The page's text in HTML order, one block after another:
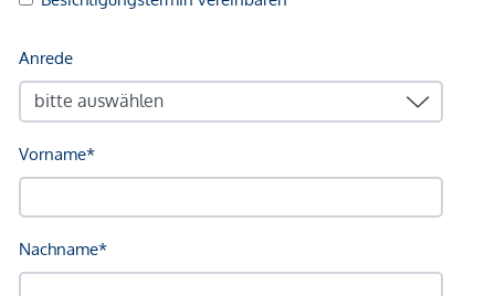
sowie Barauslagen und Beglaubigung.
Wir weisen darauf hin, dass zwischen dem Vermittler und
dem zu vermittelnden Dritten ein familiäres oder
wirtschaftliches Naheverhältnis besteht.
Der Vermittler ist als Doppelmakler tätig.
GmbH zustande. Das Objekt wird von einem externen
Immobilienunternehmen angeboten. Allfällige aus dem